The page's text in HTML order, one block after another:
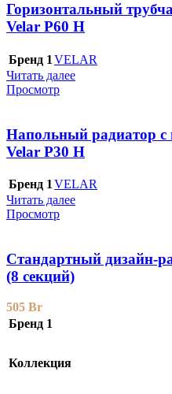
Горизонтальный
Velar P60 H
Бренд 1 VELAR
Читать далее
Просмотр
Напольный радиатор
Velar P30 H
Бренд 1VELAR
Читать далее
Просмотр
Стандартный дизайн-
(8 секций)
505 Br
Бренд 1
Коллекция